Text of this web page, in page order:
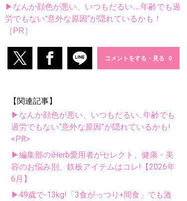
▶なんか顔色が悪い、いつもだるい…年齢でも過
労でもない“意外な原因”が隠れているかも！
［PR］
コメントをする・見る
【関連記事】
▶なんか顔色が悪い、いつもだるい...年齢でも
過労でもない“意外な原因”が隠れているかも!
<PR>
▶編集部のiHerb愛用者がセレクト。健康・美
容のお悩み別、鉄板アイテムはコレ!【2026年
6月】
▶49歳で-13kg!「3食がっつり+間食」でも激